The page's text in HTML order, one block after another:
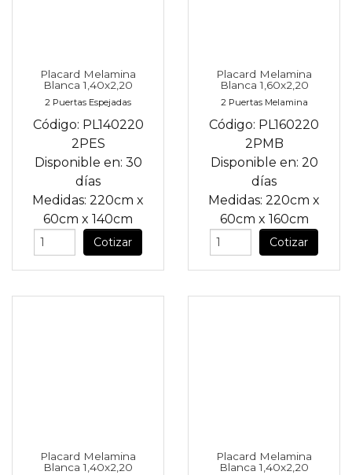
Placard Melamina
Blanca 1,40x2,20
2 Puertas Espejadas
Código: PL140220
2PES
Disponible en: 30
días
Medidas: 220cm x
60cm x 140cm
Cotizar
Placard Melamina
Blanca 1,60x2,20
2 Puertas Melamina
Código: PL160220
2PMB
Disponible en: 20
días
Medidas: 220cm x
60cm x 160cm
Cotizar
Placard Melamina
Blanca 1,40x2,20
Placard Melamina
Blanca 1,40x2,20